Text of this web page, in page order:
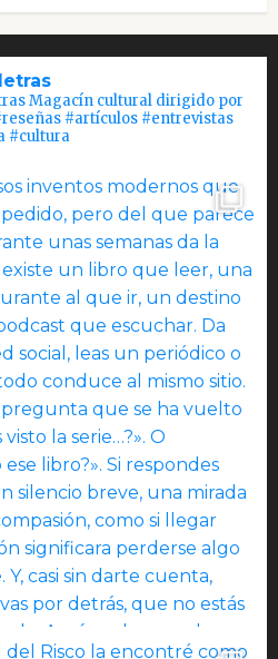
Magacín cultural dirigido por
#artículos #entrevistas
#cultura